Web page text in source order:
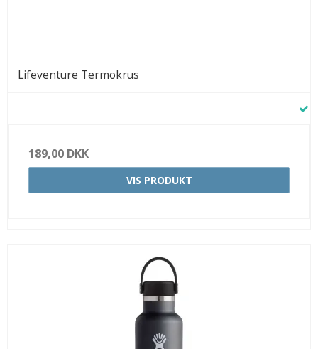
Lifeventure Termokrus
189,00 DKK
VIS PRODUKT